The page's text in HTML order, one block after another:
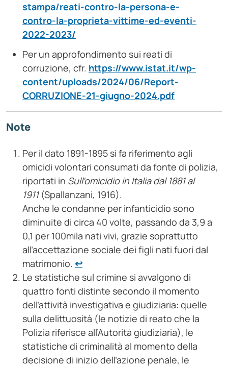
stampa/reati-contro-la-persona-e-
contro-la-proprieta-vittime-ed-eventi-
2022-2023/
Per un approfondimento sui reati di
corruzione, cfr. https://www.istat.it/wp-
content/uploads/2024/06/Report-
CORRUZIONE-21-giugno-2024.pdf
Note
Per il dato 1891-1895 si fa riferimento agli
omicidi volontari consumati da fonte di polizia,
riportati in Sull’omicidio in Italia dal 1881 al
1911 (Spallanzani, 1916).
Anche le condanne per infanticidio sono
diminuite di circa 40 volte, passando da 3,9 a
0,1 per 100mila nati vivi, grazie soprattutto
all’accettazione sociale dei figli nati fuori dal
matrimonio. ↩︎
Le statistiche sul crimine si avvalgono di
quattro fonti distinte secondo il momento
dell’attività investigativa e giudiziaria: quelle
sulla delittuosità (le notizie di reato che la
Polizia riferisce all’Autorità giudiziaria), le
statistiche di criminalità al momento della
decisione di inizio dell’azione penale, le